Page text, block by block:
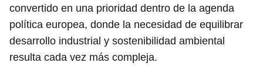
convertido en una prioridad dentro de la agenda
política europea, donde la necesidad de equilibrar
desarrollo industrial y sostenibilidad ambiental
resulta cada vez más compleja.